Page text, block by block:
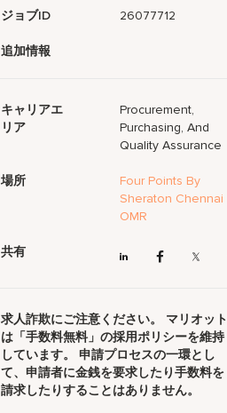
ジョブID 26077712
追加情報
キャリアエ
リア
Procurement,
Purchasing, And
Quality Assurance
場所
Four Points By
Sheraton Chennai
OMR
共有
求人詐欺にご注意ください。 マリオット
は「手数料無料」の採用ポリシーを維持
しています。 申請プロセスの一環とし
て、申請者に金銭を要求したり手数料を
請求したりすることはありません。